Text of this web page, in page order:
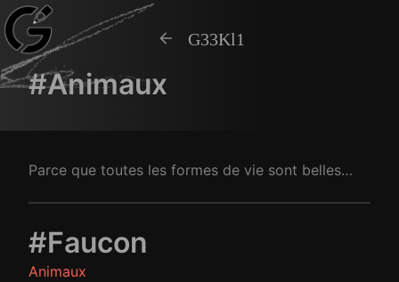
G33Kl1
#Animaux
Parce que toutes les formes de vie sont belles…
#Faucon
Animaux